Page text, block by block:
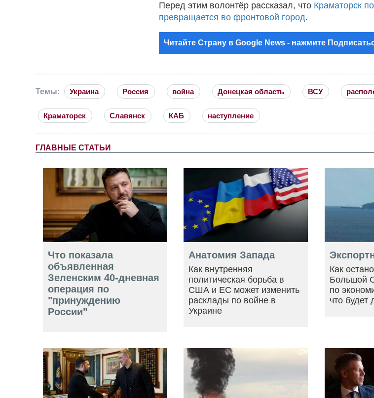
Перед этим волонтёр рассказал, что Краматорск
превращается во фронтовой город.
Читайте Страну в Google News - нажмите
Темы: Украина Россия война Донецкая область ВСУ
Краматорск Славянск КАБ наступление
ГЛАВНЫЕ СТАТЬИ
Что показала
объявленная
Зеленским 40-дневная
операция по
"принуждению
России"
Анатомия Запада
Как внутренняя
политическая борьба в
США и ЕС может изменить
расклады по войне в
Украине
Как
Большой
по
что будет